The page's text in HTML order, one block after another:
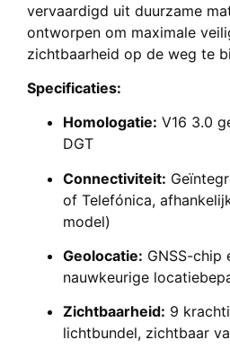
vervaardigd uit duurzame
ontworpen om maximale
zichtbaarheid op de weg te
Specificaties:
Homologatie: V16 3.0
DGT
Connectiviteit:
of Telefónica,
model)
Geolocatie: GNSS-chip
nauwkeurige
Zichtbaarheid: 9
lichtbundel, zichtbaar